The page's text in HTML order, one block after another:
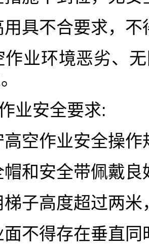
用具不合要求，
作业环境恶劣、
业安全要求:
高空作业安全操作
帽和安全带佩戴良
梯子高度超过两
面不得存在垂直同